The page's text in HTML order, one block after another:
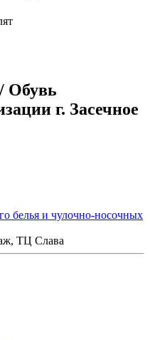
Обувь
г. Засечное
белья и чулочно-носочных
ТЦ Слава